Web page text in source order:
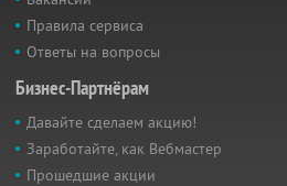
Правила сервиса
Ответы на вопросы
Бизнес-Партнёрам
Давайте сделаем акцию!
Заработайте, как Вебмастер
Прошедшие акции